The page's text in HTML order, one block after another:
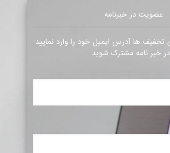
عضویت در خبرنامه
ها آدرس ایمیل خود را وارد نمایید
خبر نامه مشترک شوید